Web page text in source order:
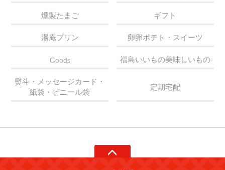
燻製たまご ギフト
湯庵プリン 卵卵ポテト・スイーツ
Goods 福島いいもの美味しいもの
熨斗・メッセージカード・
紙袋・ビニール袋
定期宅配